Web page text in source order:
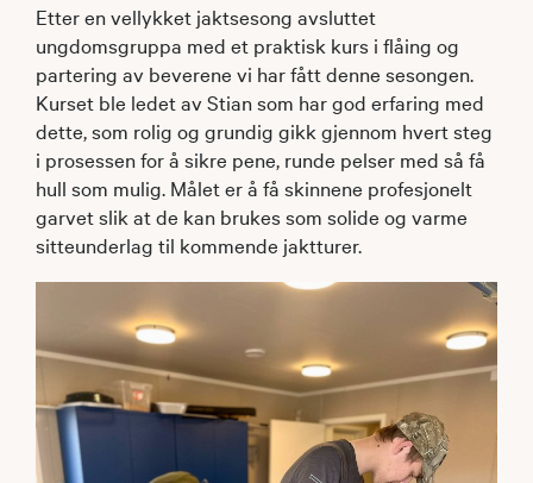
Etter en vellykket jaktsesong avsluttet
ungdomsgruppa med et praktisk kurs i flåing og
partering av beverene vi har fått denne sesongen.
Kurset ble ledet av Stian som har god erfaring med
dette, som rolig og grundig gikk gjennom hvert steg
i prosessen for å sikre pene, runde pelser med så få
hull som mulig. Målet er å få skinnene profesjonelt
garvet slik at de kan brukes som solide og varme
sitteunderlag til kommende jaktturer.